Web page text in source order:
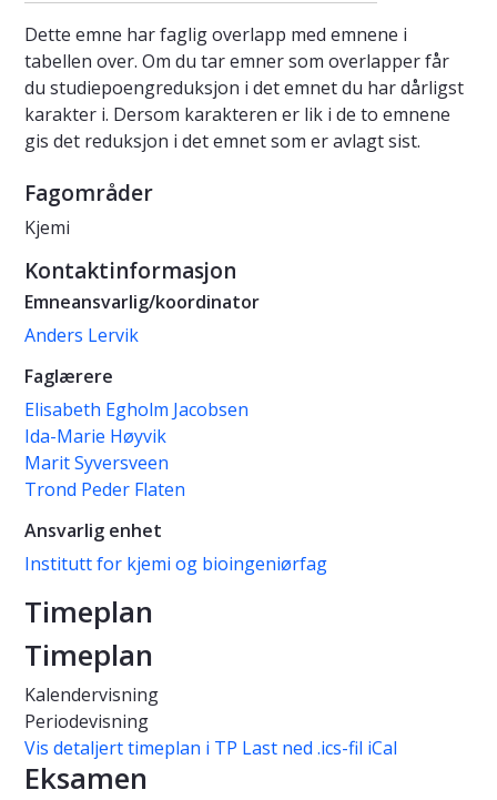
Dette emne har faglig overlapp med emnene i
tabellen over. Om du tar emner som overlapper får
du studiepoengreduksjon i det emnet du har dårligst
karakter i. Dersom karakteren er lik i de to emnene
gis det reduksjon i det emnet som er avlagt sist.
Fagområder
Kjemi
Kontaktinformasjon
Emneansvarlig/koordinator
Anders Lervik
Faglærere
Elisabeth Egholm Jacobsen
Ida-Marie Høyvik
Marit Syversveen
Trond Peder Flaten
Ansvarlig enhet
Institutt for kjemi og bioingeniørfag
Timeplan
Timeplan
Kalendervisning
Periodevisning
Vis detaljert timeplan i TP Last ned .ics-fil iCal
Eksamen